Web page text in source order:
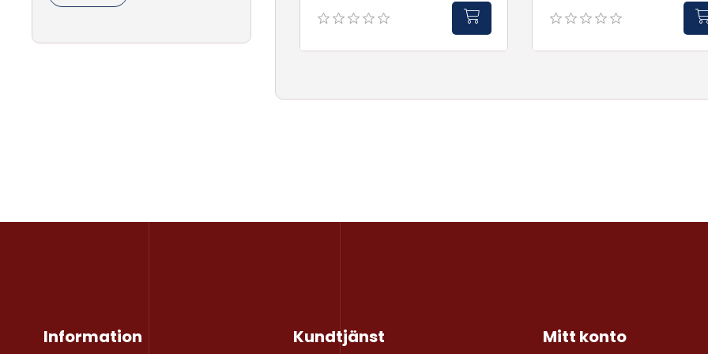
Information Kundtjänst Mitt konto